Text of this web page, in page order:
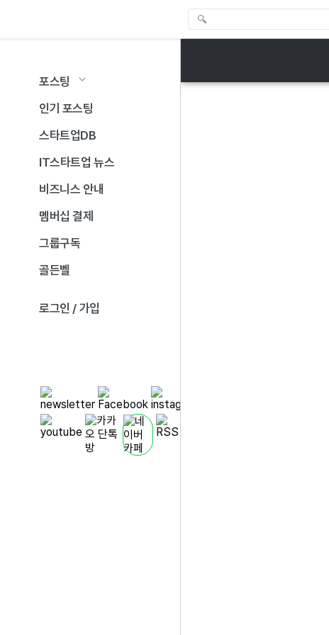
포스팅
인기 포스팅
스타트업DB
IT스타트업 뉴스
비즈니스 안내
멤버십 결제
그룹구독
골든벨
로그인 / 가입